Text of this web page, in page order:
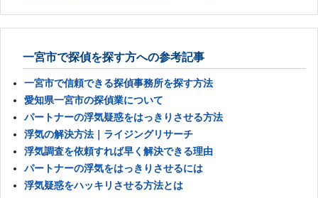
一宮市で探偵を探す方への参考記事
一宮市で信頼できる探偵事務所を探す方法
愛知県一宮市の探偵業について
パートナーの浮気疑惑をはっきりさせる方法
浮気の解決方法｜ライジングリサーチ
浮気調査を依頼すれば早く解決できる理由
パートナーの浮気をはっきりさせるには
浮気疑惑をハッキリさせる方法とは